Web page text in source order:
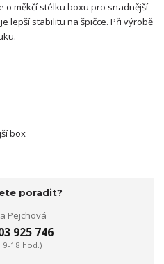
o měkčí stélku boxu pro snadnější
lepší stabilitu na špičce. Při výrobě
box
poradit?
Pejchová
925 746
9-18 hod.)